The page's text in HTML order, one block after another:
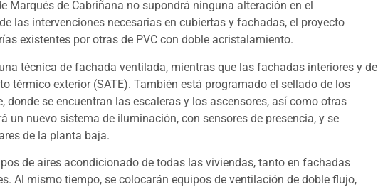
Marqués de Cabriñana no supondrá ninguna alteración en el
las intervenciones necesarias en cubiertas y fachadas, el proyecto
existentes por otras de PVC con doble acristalamiento.
técnica de fachada ventilada, mientras que las fachadas interiores y de
térmico exterior (SATE). También está programado el sellado de los
donde se encuentran las escaleras y los ascensores, así como otras
un nuevo sistema de iluminación, con sensores de presencia, y se
de la planta baja.
de aires acondicionado de todas las viviendas, tanto en fachadas
Al mismo tiempo, se colocarán equipos de ventilación de doble flujo,